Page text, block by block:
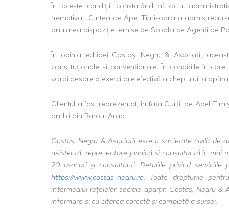
În aceste condiții, constatând că actul
nemotivat, Curtea de Apel Timișoara a admis
anularea dispoziției emise de Școala de Agenți de
În opinia echipei Costaș, Negru & Asociații,
constituționale și convenționale. În condițiile în
vorbi despre o exercitare efectivă a dreptului la
Clientul a fost reprezentat, în fața Curții de Apel
ambii din Baroul Arad.
Costaș, Negru & Asociații este o societate civilă de
asistență, reprezentare juridică și consultanță în mai
20 avocați și consultanți. Detaliile privind
https://www.costas-negru.ro. Toate drepturile
intermediul rețelelor sociale aparțin Costaș, Negru
informare și cu citarea corectă și completă a sursei.